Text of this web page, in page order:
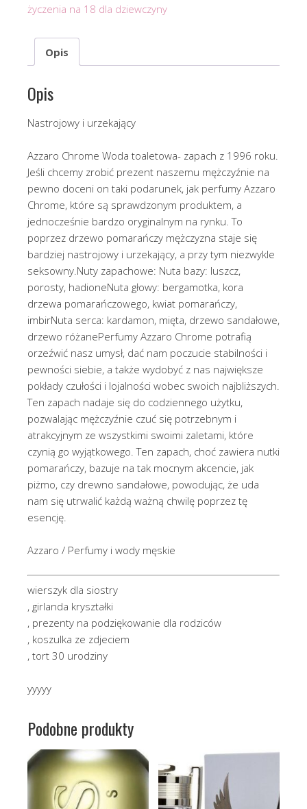
życzenia na 18 dla dziewczyny
Opis
Opis
Nastrojowy i urzekający
Azzaro Chrome Woda toaletowa- zapach z 1996 roku.
Jeśli chcemy zrobić prezent naszemu mężczyźnie na
pewno doceni on taki podarunek, jak perfumy Azzaro
Chrome, które są sprawdzonym produktem, a
jednocześnie bardzo oryginalnym na rynku. To
poprzez drzewo pomarańczy mężczyzna staje się
bardziej nastrojowy i urzekający, a przy tym niezwykle
seksowny.Nuty zapachowe: Nuta bazy: luszcz,
porosty, hadioneNuta głowy: bergamotka, kora
drzewa pomarańczowego, kwiat pomarańczy,
imbirNuta serca: kardamon, mięta, drzewo sandałowe,
drzewo różanePerfumy Azzaro Chrome potrafią
orzeźwić nasz umysł, dać nam poczucie stabilności i
pewności siebie, a także wydobyć z nas największe
pokłady czułości i lojalności wobec swoich najbliższych.
Ten zapach nadaje się do codziennego użytku,
pozwalając mężczyźnie czuć się potrzebnym i
atrakcyjnym ze wszystkimi swoimi zaletami, które
czynią go wyjątkowego. Ten zapach, choć zawiera nutki
pomarańczy, bazuje na tak mocnym akcencie, jak
piżmo, czy drewno sandałowe, powodując, że uda
nam się utrwalić każdą ważną chwilę poprzez tę
esencję.
Azzaro / Perfumy i wody męskie
wierszyk dla siostry
, girlanda kryształki
, prezenty na podziękowanie dla rodziców
, koszulka ze zdjeciem
, tort 30 urodziny
yyyyy
Podobne produkty